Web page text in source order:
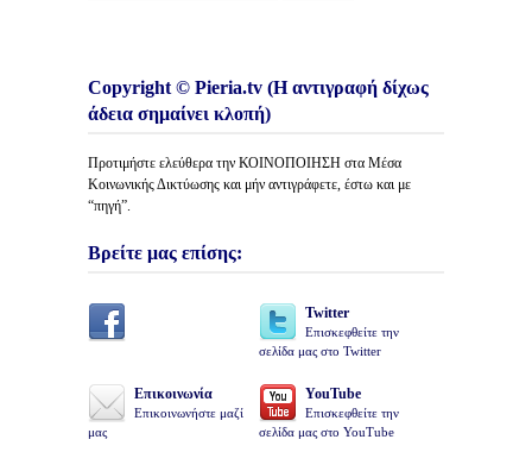
Copyright © Pieria.tv (Η αντιγραφή δίχως
άδεια σημαίνει κλοπή)
Προτιμήστε ελεύθερα την ΚΟΙΝΟΠΟΙΗΣΗ στα Μέσα
Κοινωνικής Δικτύωσης και μήν αντιγράφετε, έστω και με
“πηγή”.
Βρείτε μας επίσης:
Twitter
Επισκεφθείτε την
σελίδα μας στο Twitter
Επικοινωνία
Επικοινωνήστε μαζί
μας
YouTube
Επισκεφθείτε την
σελίδα μας στο YouTube